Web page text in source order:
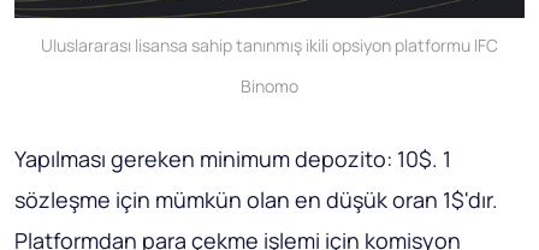
Uluslararası lisansa sahip tanınmış ikili opsiyon platformu IFC
Binomo
Yapılması gereken minimum depozito: 10$. 1
sözleşme için mümkün olan en düşük oran 1$'dır.
Platformdan para çekme işlemi için komisyon